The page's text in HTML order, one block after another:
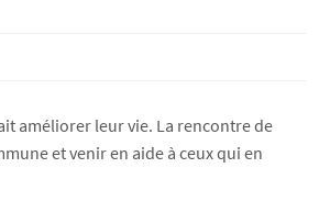
améliorer leur vie. La rencontre de
et venir en aide à ceux qui en